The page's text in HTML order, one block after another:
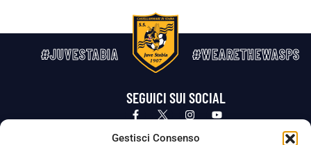
Gestisci Consenso
#JUVESTABIA #WEARETHEWASPS
SEGUICI SUI SOCIAL
Privacy Policy Cookie Policy